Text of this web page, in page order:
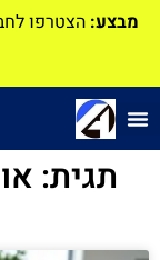
מבצע: הצטרפו
תגית: